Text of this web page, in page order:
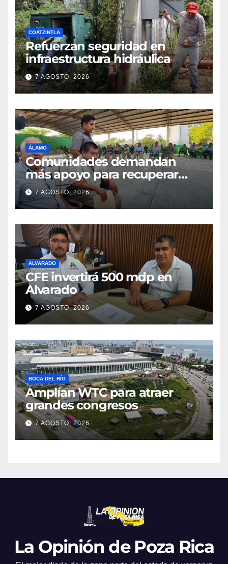
COATZINTLA
Refuerzan seguridad en
infraestructura hidráulica
7 AGOSTO, 2026
ÁLAMO
Comunidades demandan
más apoyo para recuperar
parcelas
7 AGOSTO, 2026
ALVARADO
CFE invertirá 500 mdp en
Alvarado
7 AGOSTO, 2026
BOCA DEL RÍO
Amplían WTC para atraer
grandes congresos
7 AGOSTO, 2026
La Opinión de Poza Rica